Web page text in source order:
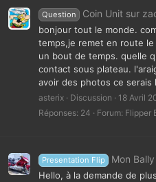
Question Coin Unit sur
bonjour tout le monde.
temps,je remet en route le
un bout de temps. quelle
contact sous plateau.
avoir des photos ce
asterix Discussion 18 Avril
Réponses: 24
Forum: Flipper
Presentation Flip Mon
Hello, à la demande de